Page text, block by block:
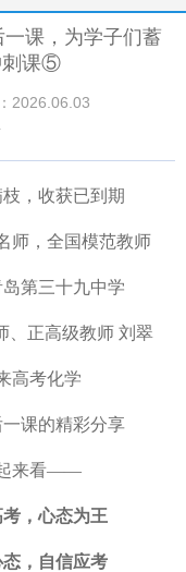
课，为学子们蓄
刺课⑤
2026.06.03
，收获已到期
师，全国模范教师
第三十九中学
、正高级教师 刘翠
高考化学
课的精彩分享
来看——
，心态为王
，自信应考